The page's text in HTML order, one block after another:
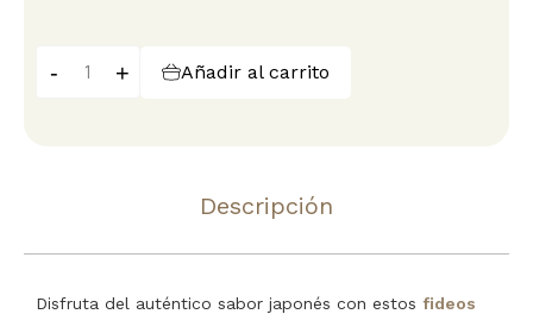
- + Añadir al carrito
Descripción
Disfruta del auténtico sabor japonés con estos fideos